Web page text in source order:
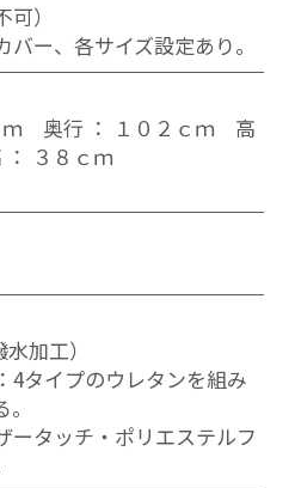
）
ー、各サイズ設定あり。
奥行 ： １０２ｃｍ 高
３８ｃｍ
加工）
4タイプのウレタンを組み
ータッチ・ポリエステルフ